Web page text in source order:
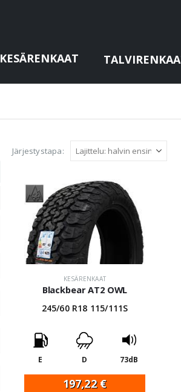
KESÄRENKAAT
Järjestystapa:
KESÄRENKAAT
Blackbear AT2 OWL
245/60 R18 115/111S
E D 73dB
197,22 €